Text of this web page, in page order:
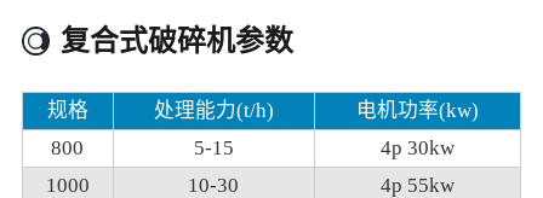
复合式破碎机参数
规格 处理能力(t/h)
电机功率(kw)
800
5-15
4p 30kw
1000
10-30
4p 55kw